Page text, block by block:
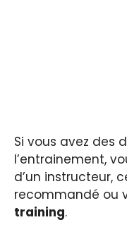
Si vous avez des
l’entrainement,
d’un instructeur,
recommandé ou
training.